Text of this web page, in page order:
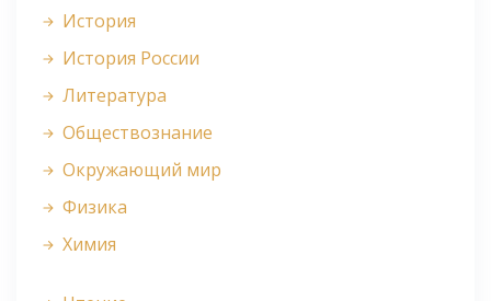
История
История России
Литература
Обществознание
Окружающий мир
Физика
Химия